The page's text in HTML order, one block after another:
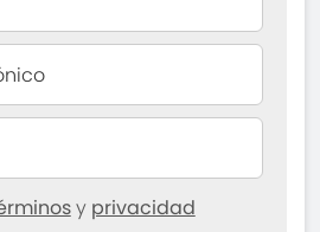
y privacidad